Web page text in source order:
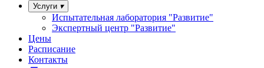
Услуги
Испытательная лаборатория "Развитие"
Экспертный центр "Развитие"
Цены
Расписание
Контакты